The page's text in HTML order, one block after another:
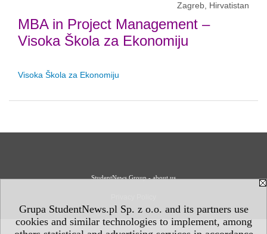
Grupa StudentNews.pl Sp. z o.o. and its partners use
cookies and similar technologies to implement, among
Zagreb, Hirvatistan
MBA in Project Management –
Visoka Škola za Ekonomiju
Visoka Škola za Ekonomiju
StudentNews Group - about us